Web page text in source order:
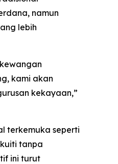
namun
lebih
kami akan
kekayaan,”
terkemuka seperti
tanpa
ini turut